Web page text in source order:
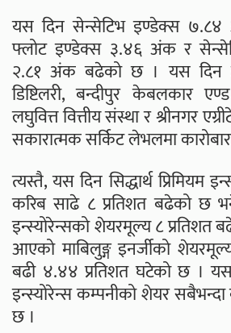
यस दिन सेन्सेटिभ इण्डेक्स
फ्लोट इण्डेक्स ३.४६ अंक र
२.८१ अंक बढेको छ । यस दिन
डिष्टिलरी, बन्दीपुर केबलकार
लघुवित्त वित्तीय संस्था र श्रीनगर
सकारात्मक सर्किट लेभलमा
त्यस्तै, यस दिन सिद्धार्थ प्रिमियम
करिब साढे ८ प्रतिशत बढेको छ
इन्स्योरेन्सको शेयरमूल्य ८ प्रतिशत
आएको माबिलुङ्ग इनर्जीको
बढी ४.४४ प्रतिशत घटेको छ ।
इन्स्योरेन्स कम्पनीको शेयर सबैभन्दा
छ ।